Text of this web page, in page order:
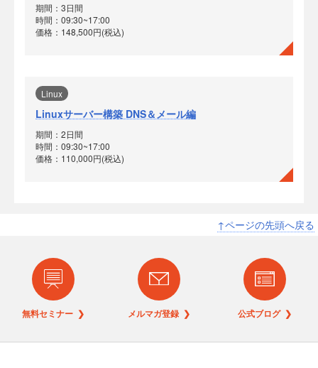
期間：3日間
時間：09:30~17:00
価格：148,500円(税込)
Linux
Linuxサーバー構築 DNS＆メール編
期間：2日間
時間：09:30~17:00
価格：110,000円(税込)
↑ページの先頭へ戻る
無料セミナー ❯ メルマガ登録 ❯ 公式ブログ ❯